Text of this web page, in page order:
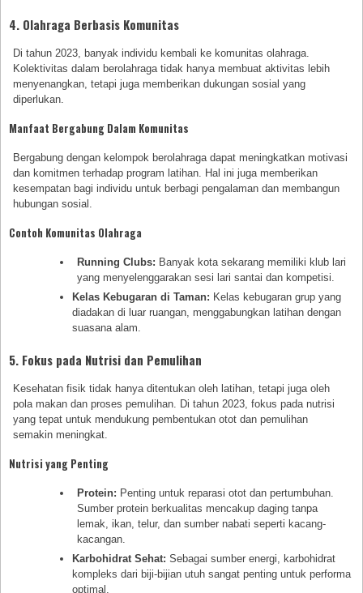
4. Olahraga Berbasis Komunitas
Di tahun 2023, banyak individu kembali ke komunitas olahraga.
Kolektivitas dalam berolahraga tidak hanya membuat aktivitas lebih
menyenangkan, tetapi juga memberikan dukungan sosial yang
diperlukan.
Manfaat Bergabung Dalam Komunitas
Bergabung dengan kelompok berolahraga dapat meningkatkan motivasi
dan komitmen terhadap program latihan. Hal ini juga memberikan
kesempatan bagi individu untuk berbagi pengalaman dan membangun
hubungan sosial.
Contoh Komunitas Olahraga
Running Clubs: Banyak kota sekarang memiliki klub lari
yang menyelenggarakan sesi lari santai dan kompetisi.
Kelas Kebugaran di Taman: Kelas kebugaran grup yang
diadakan di luar ruangan, menggabungkan latihan dengan
suasana alam.
5. Fokus pada Nutrisi dan Pemulihan
Kesehatan fisik tidak hanya ditentukan oleh latihan, tetapi juga oleh
pola makan dan proses pemulihan. Di tahun 2023, fokus pada nutrisi
yang tepat untuk mendukung pembentukan otot dan pemulihan
semakin meningkat.
Nutrisi yang Penting
Protein: Penting untuk reparasi otot dan pertumbuhan.
Sumber protein berkualitas mencakup daging tanpa
lemak, ikan, telur, dan sumber nabati seperti kacang-
kacangan.
Karbohidrat Sehat: Sebagai sumber energi, karbohidrat
kompleks dari biji-bijian utuh sangat penting untuk performa
optimal.